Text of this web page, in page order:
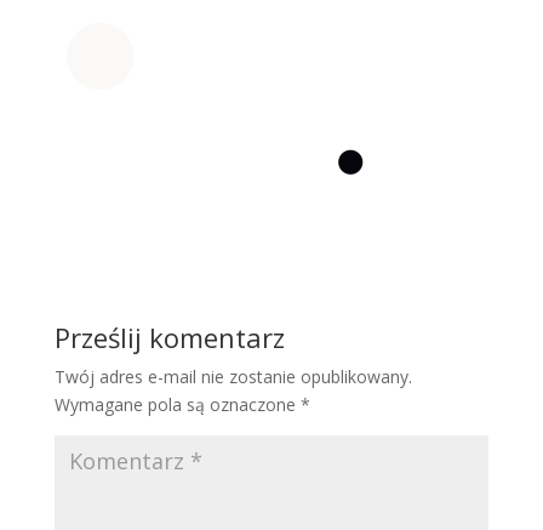
Prześlij komentarz
Twój adres e-mail nie zostanie opublikowany.
Wymagane pola są oznaczone *